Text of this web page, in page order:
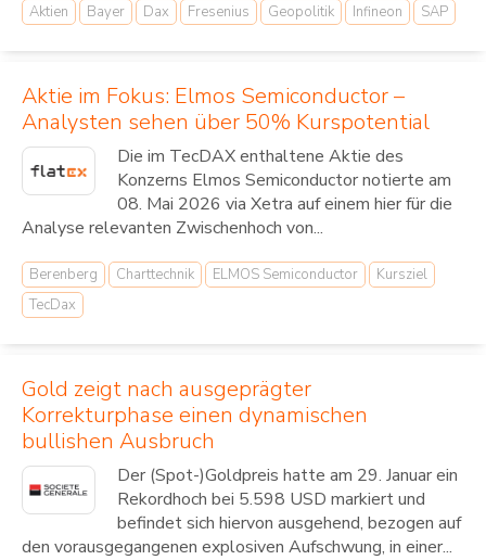
Aktien Bayer Dax Fresenius Geopolitik Infineon SAP
Aktie im Fokus: Elmos Semiconductor –
Analysten sehen über 50% Kurspotential
Die im TecDAX enthaltene Aktie des
Konzerns Elmos Semiconductor notierte am
08. Mai 2026 via Xetra auf einem hier für die
Analyse relevanten Zwischenhoch von...
Berenberg Charttechnik ELMOS Semiconductor
Kursziel
TecDax
Gold zeigt nach ausgeprägter
Korrekturphase einen dynamischen
bullishen Ausbruch
Der (Spot-)Goldpreis hatte am 29. Januar ein
Rekordhoch bei 5.598 USD markiert und
befindet sich hiervon ausgehend, bezogen auf
den vorausgegangenen explosiven Aufschwung, in einer...